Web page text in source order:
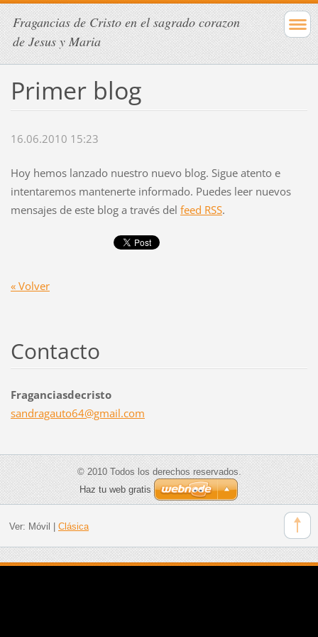
Fragancias de Cristo en el sagrado corazon
de Jesus y Maria
Primer blog
16.06.2010 15:23
Hoy hemos lanzado nuestro nuevo blog. Sigue atento e
intentaremos mantenerte informado. Puedes leer nuevos
mensajes de este blog a través del feed RSS.
« Volver
Contacto
Fraganciasdecristo
sandragauto64@gmail.com
© 2010 Todos los derechos reservados.
Haz tu web gratis
Ver: Móvil Clásica